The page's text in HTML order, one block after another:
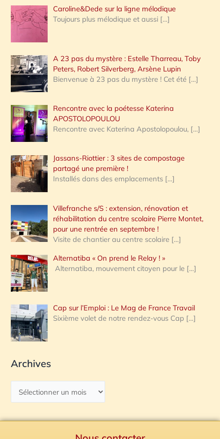
Caroline&Dede sur la ligne mélodique
Toujours plus mélodique et aussi […]
A 23 pas du mystère : Estelle Tharreau, Toby
Peters, Robert Silverberg, Arsène Lupin
Bienvenue à 23 pas du mystère ! Cet été […]
Rencontre avec la poétesse Katerina
APOSTOLOPOULOU
Rencontre avec Katerina Apostolopoulou, […]
Jassans-Riottier : 3 sites de compostage
partagé une première !
Installés dans des emplacements […]
Villefranche s/S : extension, rénovation et
réhabilitation du centre scolaire Pierre Montet,
pour une rentrée en septembre !
Visite de chantier au centre scolaire […]
Alternatiba « On prend le Relay ! »
Alternatiba, mouvement citoyen pour le […]
Cap sur l’Emploi : Le Mag de France Travail
Sixième volet de notre rendez-vous Cap […]
Archives